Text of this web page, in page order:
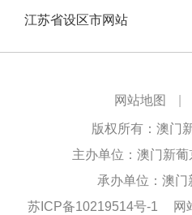
江苏省设区市网站
网站地图
版权所有：澳门
主办单位：澳门新
承办单位：澳
苏ICP备10219514号-1
网